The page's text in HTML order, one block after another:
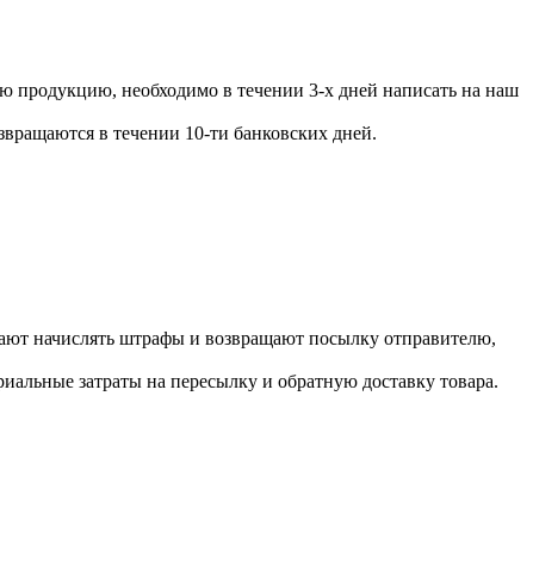
продукцию, необходимо в течении 3-х дней написать на наш
в течении 10-ти банковских дней.
начислять штрафы и возвращают посылку отправителю,
затраты на пересылку и обратную доставку товара.